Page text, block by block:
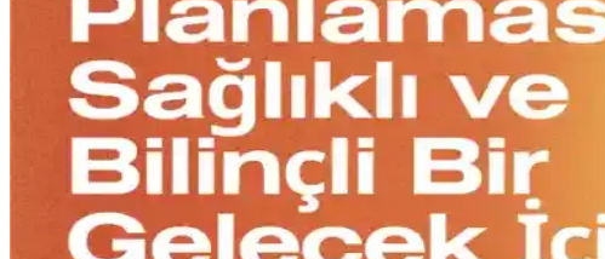
Kadın Moda Trendleri ve Stil Önerileri: Kıyafet, Aksesuar
Kadın modasında özel etkinliklerden seyahate, soğuk havadan hamilelik
Kıyafet Seçiminde Doğru Uyum ve Konforu Sağlamak İçin
Kıyafet seçimi, beden uyumu, kesim, kumaş ve kullanım amacına göre
2024 Tatil Partisi Kıyafet Trendleri ve Seçim Kriterleri